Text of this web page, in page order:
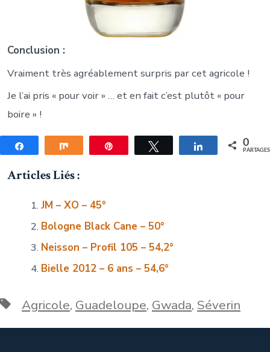
Conclusion :
Vraiment très agréablement surpris par cet agricole !
Je l’ai pris « pour voir » … et en fait c’est plutôt « pour
boire » !
Partagez Partagez Tweetez Partagez 0
PARTAGES
Articles Liés :
JM – XO – 45°
Bologne Black Cane – 50°
Neisson – Profil 105 – 54,2°
Bielle 2012 – 6 ans – 54,6°
Étiquettes
Agricole, Guadeloupe, Gwada, Séverin